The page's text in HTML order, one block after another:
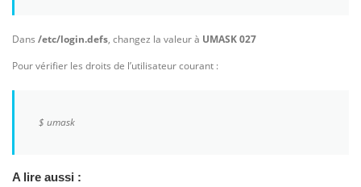
Dans /etc/login.defs, changez la valeur à UMASK 027
Pour vérifier les droits de l’utilisateur courant :
$ umask
A lire aussi :